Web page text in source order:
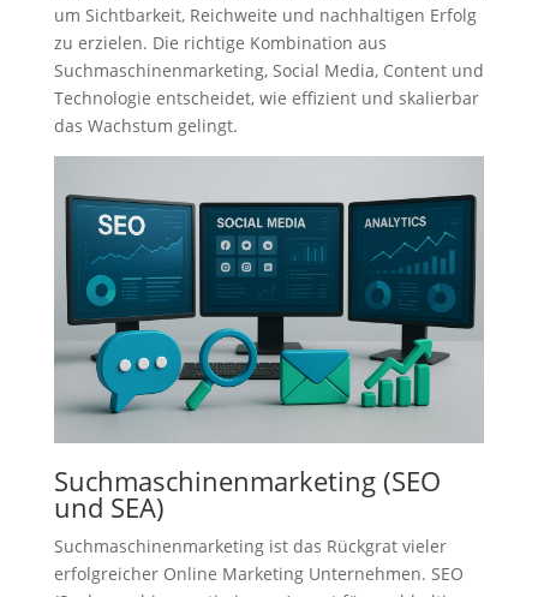
um Sichtbarkeit, Reichweite und nachhaltigen Erfolg
zu erzielen. Die richtige Kombination aus
Suchmaschinenmarketing, Social Media, Content und
Technologie entscheidet, wie effizient und skalierbar
das Wachstum gelingt.
Suchmaschinenmarketing (SEO
und SEA)
Suchmaschinenmarketing ist das Rückgrat vieler
erfolgreicher Online Marketing Unternehmen. SEO